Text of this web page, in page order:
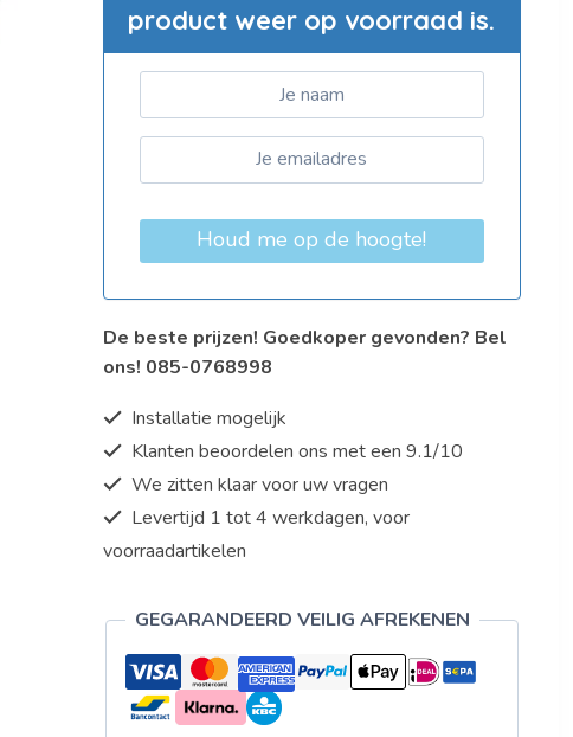
product weer op voorraad is.
Houd me op de hoogte!
De beste prijzen! Goedkoper gevonden? Bel
ons! 085-0768998
Installatie mogelijk
Klanten beoordelen ons met een 9.1/10
We zitten klaar voor uw vragen
Levertijd 1 tot 4 werkdagen, voor
voorraadartikelen
GEGARANDEERD VEILIG AFREKENEN